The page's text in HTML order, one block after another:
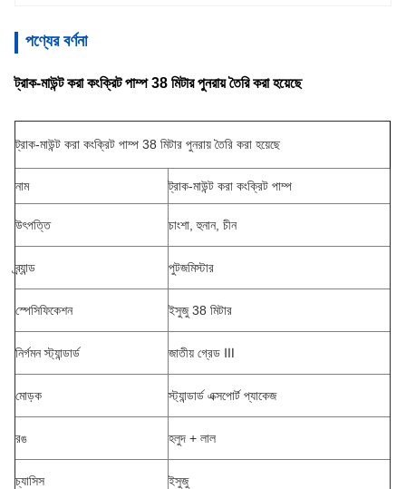
পণ্যের বর্ণনা
ট্রাক-মাউন্ট করা কংক্রিট পাম্প 38 মিটার পুনরায় তৈরি করা হয়েছে
ট্রাক-মাউন্ট করা কংক্রিট পাম্প 38 মিটার পুনরায় তৈরি করা হয়েছে
নাম ট্রাক-মাউন্ট করা কংক্রিট পাম্প
উৎপত্তি চাংশা, হুনান, চীন
ব্র্যান্ড পুটজমিস্টার
স্পেসিফিকেশন ইসুজু 38 মিটার
নির্গমন স্ট্যান্ডার্ড জাতীয় গ্রেড Ⅲ
মোড়ক স্ট্যান্ডার্ড এক্সপোর্ট প্যাকেজ
রঙ হলুদ + লাল
চ্যাসিস ইসুজু